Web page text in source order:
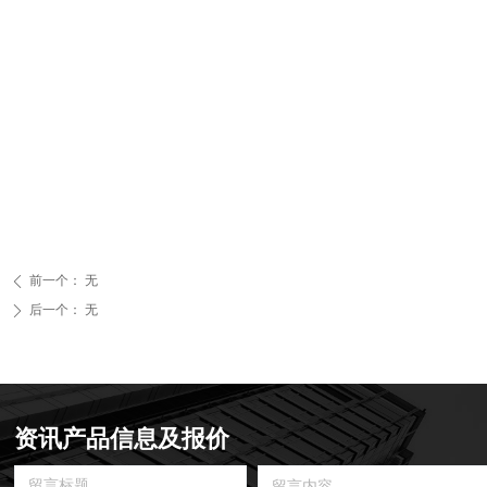
ꄴ 前一个： 无
ꄲ 后一个： 无
资讯产品信息及报价